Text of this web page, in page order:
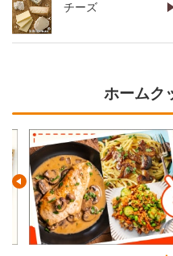
チーズ
ホームク